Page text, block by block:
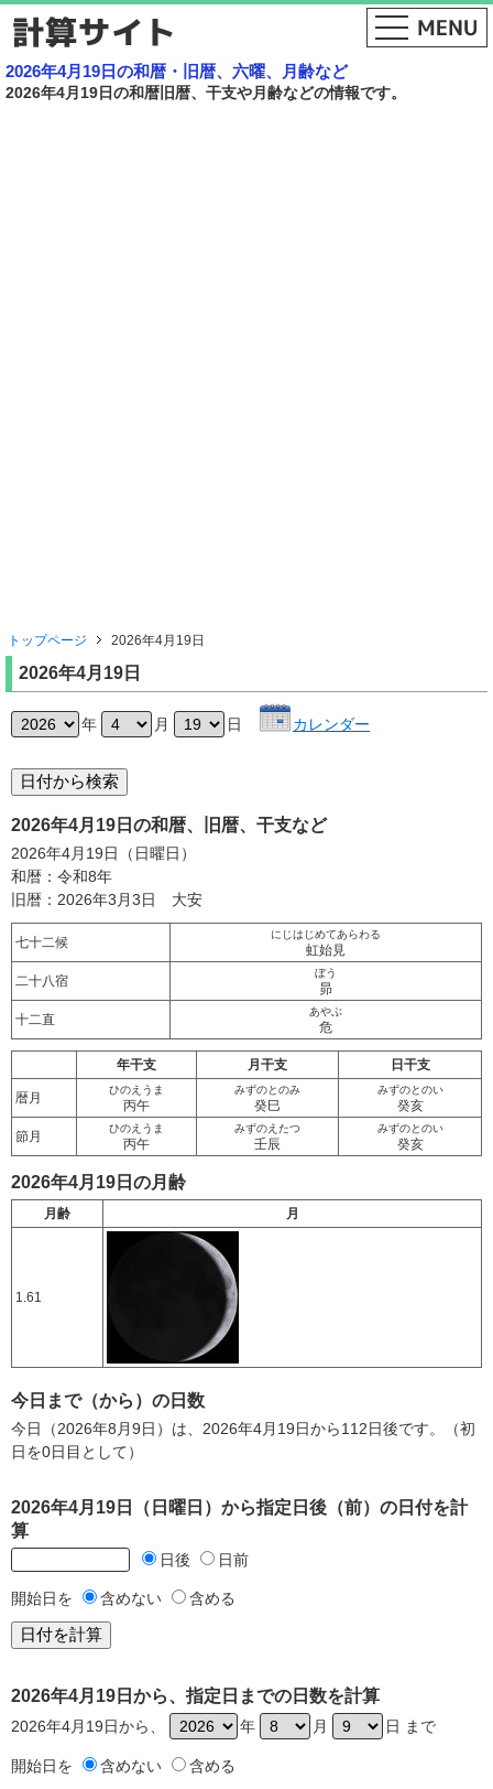
2026年4月19日の和暦・旧暦、六曜、月齢など
2026年4月19日の和暦旧暦、干支や月齢などの情報です。
トップページ 2026年4月19日
2026年4月19日
年 月 日 カレンダー
2026年4月19日の和暦、旧暦、干支など
2026年4月19日（日曜日）
和暦：令和8年
旧暦：2026年3月3日 大安
七十二候
にじはじめてあらわる
虹始見
二十八宿
ぼう
昴
十二直
あやぶ
危
年干支 月干支 日干支
暦月
ひのえうま
丙午
みずのとのみ
癸巳
みずのとのい
癸亥
節月
ひのえうま
丙午
みずのえたつ
壬辰
みずのとのい
癸亥
2026年4月19日の月齢
月齢 月
1.61
今日まで（から）の日数
今日（2026年8月9日）は、2026年4月19日から112日後です。（初
日を0日目として）
2026年4月19日（日曜日）から指定日後（前）の日付を計
算
日後 日前
開始日を 含めない 含める
2026年4月19日から、指定日までの日数を計算
2026年4月19日から、 年 月 日 まで
開始日を 含めない 含める